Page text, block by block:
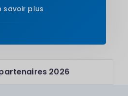
savoir plus
2026